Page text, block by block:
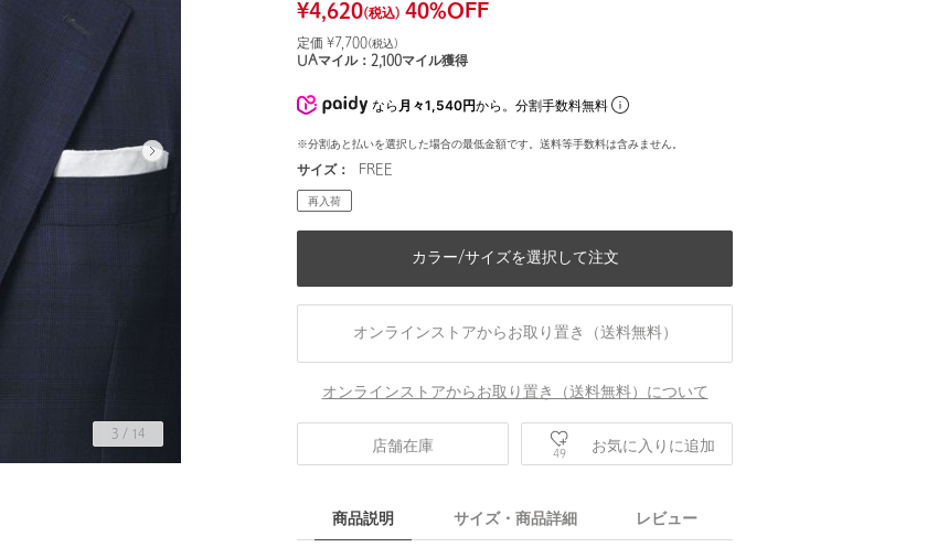
3 / 14
¥4,620(税込) 40%OFF
定価 ¥7,700(税込)
UAマイル： 2,100マイル獲得
なら 月々1,540円から。分割手数料無料
※分割あと払いを選択した場合の最低金額です。送料等手数料は含みません。
サイズ： FREE
再入荷
カラー/サイズを選択して注文
オンラインストアからお取り置き（送料無料）
オンラインストアからお取り置き（送料無料）について
店舗在庫
49 お気に入りに追加
商品説明 サイズ・商品詳細 レビュー